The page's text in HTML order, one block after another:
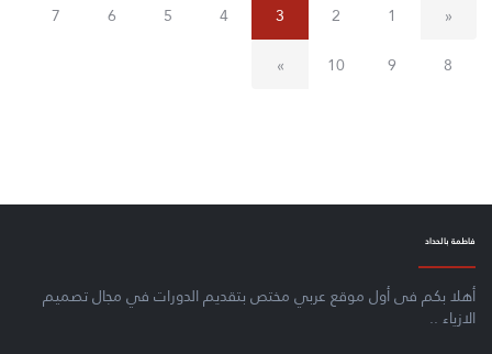
«
1
2
3
4
5
6
7
8
9
10
»
ﻓﺎﻃﻤﺔ ﺑﺎﻟﺤﺪاﺩ
أهلا بكم فى أول موقع عربي مختص بتقديم الدورات في مجال تصميم
الازياء ..